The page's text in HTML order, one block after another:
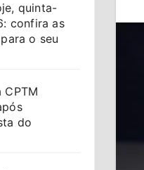
quinta-
confira as
o seu
CPTM
do